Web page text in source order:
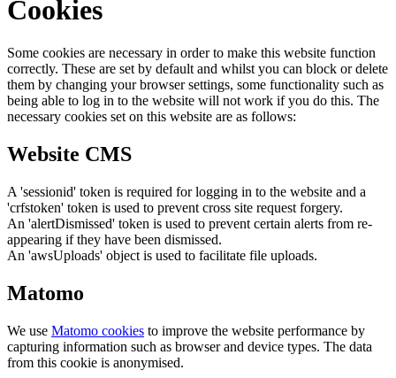
Cookies
Some cookies are necessary in order to make this website function
correctly. These are set by default and whilst you can block or delete
them by changing your browser settings, some functionality such as
being able to log in to the website will not work if you do this. The
necessary cookies set on this website are as follows:
Website CMS
A 'sessionid' token is required for logging in to the website and a
'crfstoken' token is used to prevent cross site request forgery.
An 'alertDismissed' token is used to prevent certain alerts from re-
appearing if they have been dismissed.
An 'awsUploads' object is used to facilitate file uploads.
Matomo
We use Matomo cookies to improve the website performance by
capturing information such as browser and device types. The data
from this cookie is anonymised.